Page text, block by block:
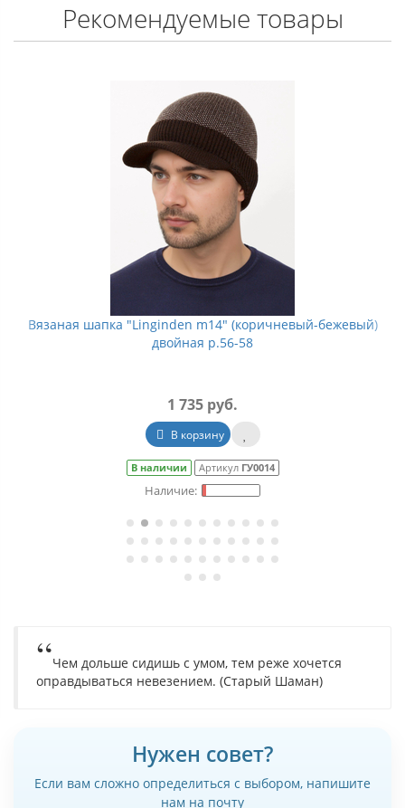
Рекомендуемые товары
Вязаная шапка "Linginden m14" (коричневый-бежевый)
двойная р.56-58
1 735 руб.
В корзину
В наличии Артикул ГУ0014
Чем дольше сидишь с умом, тем реже хочется
оправдываться невезением. (Старый Шаман)
Нужен совет?
Если вам сложно определиться с выбором, напишите
нам на почту